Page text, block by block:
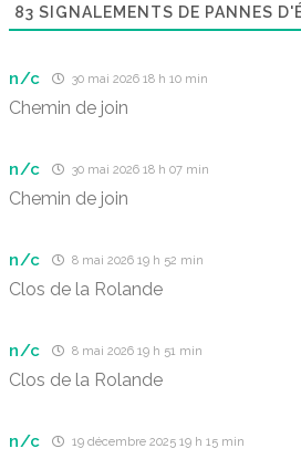
83 SIGNALEMENTS DE PANNES
n/c 30 mai 2026 18 h 10 min
Chemin de join
n/c 30 mai 2026 18 h 07 min
Chemin de join
n/c 8 mai 2026 19 h 52 min
Clos de la Rolande
n/c 8 mai 2026 19 h 51 min
Clos de la Rolande
n/c 19 décembre 2025 19 h 15 min